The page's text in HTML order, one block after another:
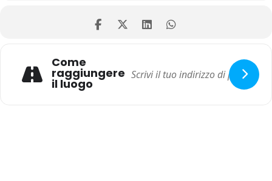
Come
raggiungere
il luogo